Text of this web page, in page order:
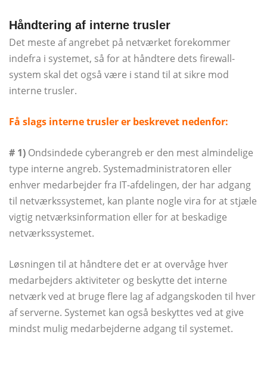
Håndtering af interne trusler
Det meste af angrebet på netværket forekommer
indefra i systemet, så for at håndtere dets firewall-
system skal det også være i stand til at sikre mod
interne trusler.
Få slags interne trusler er beskrevet nedenfor:
# 1) Ondsindede cyberangreb er den mest almindelige
type interne angreb. Systemadministratoren eller
enhver medarbejder fra IT-afdelingen, der har adgang
til netværkssystemet, kan plante nogle vira for at stjæle
vigtig netværksinformation eller for at beskadige
netværkssystemet.
Løsningen til at håndtere det er at overvåge hver
medarbejders aktiviteter og beskytte det interne
netværk ved at bruge flere lag af adgangskoden til hver
af serverne. Systemet kan også beskyttes ved at give
mindst mulig medarbejderne adgang til systemet.